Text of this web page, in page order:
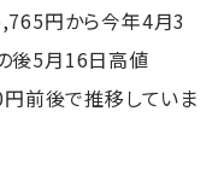
円から今年4月3
後5月16日高値
前後で推移していま